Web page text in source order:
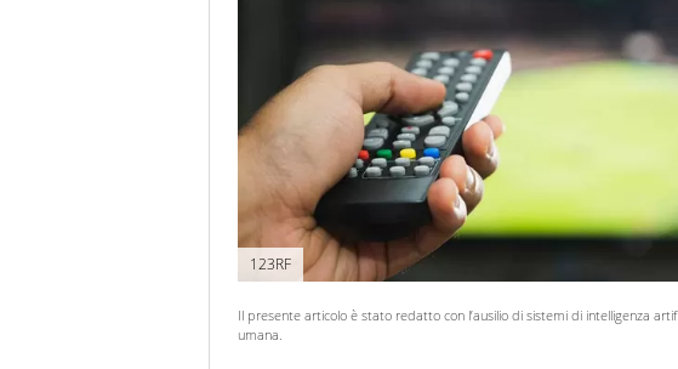
123RF
Il presente articolo è stato redatto con l’ausilio di sistemi di intelligenza
umana.